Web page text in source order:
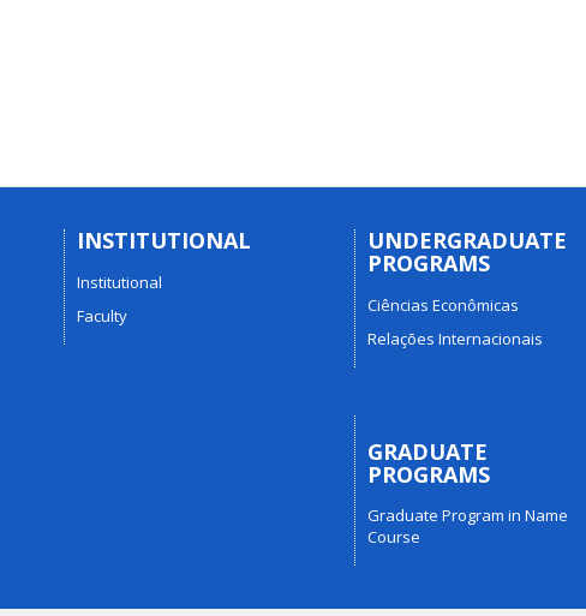
INSTITUTIONAL
Institutional
Faculty
UNDERGRADUATE
PROGRAMS
Ciências Econômicas
Relações Internacionais
GRADUATE
PROGRAMS
Graduate Program in Name
Course